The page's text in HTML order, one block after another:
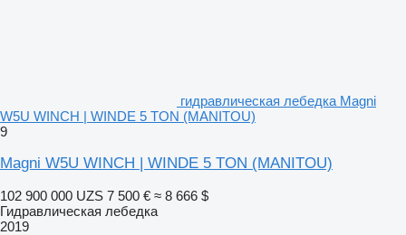
гидравлическая лебедка Magni
W5U WINCH | WINDE 5 TON (MANITOU)
9
Magni W5U WINCH | WINDE 5 TON (MANITOU)
102 900 000 UZS 7 500 € ≈ 8 666 $
Гидравлическая лебедка
2019